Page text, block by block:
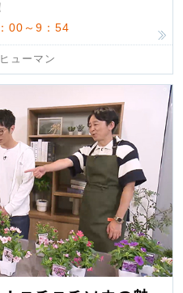
00～9：54
ヒューマン